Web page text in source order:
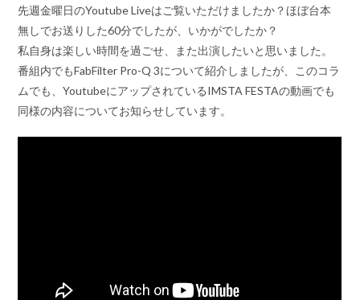
先週金曜日のYoutube Liveはご覧いただけましたか？ほぼ台本
無しでお送りした60分でしたが、いかがでしたか？
私自身は楽しい時間を過ごせ、また出演したいと思いました。
番組内でもFabFilter Pro-Q 3について紹介しましたが、このコラ
ムでも、YoutubeにアップされているIMSTA FESTAの動画でも
同様の内容についてお知らせしています。